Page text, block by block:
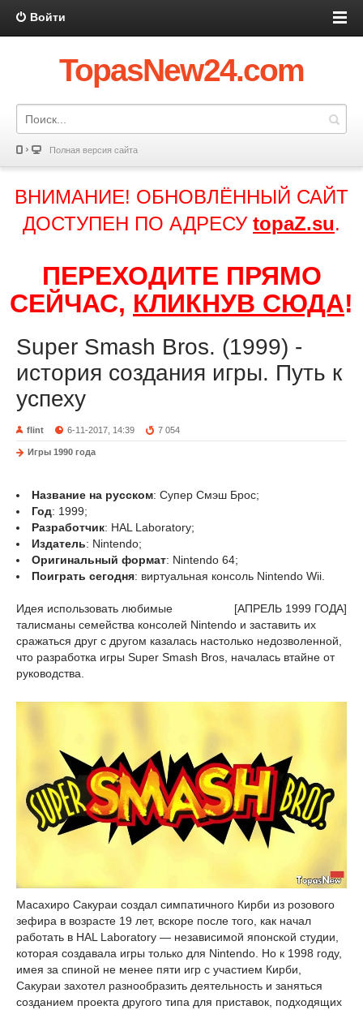
Войти
TopasNew24.com
Полная версия сайта
ВНИМАНИЕ! ОБНОВЛЁННЫЙ САЙТ
ДОСТУПЕН ПО АДРЕСУ topaZ.su.
ПЕРЕХОДИТЕ ПРЯМО
СЕЙЧАС, КЛИКНУВ СЮДА!
Super Smash Bros. (1999) -
история создания игры. Путь к
успеху
flint 6-11-2017, 14:39 7 054
Игры 1990 года
Название на русском: Супер Смэш Брос;
Год: 1999;
Разработчик: HAL Laboratory;
Издатель: Nintendo;
Оригинальный формат: Nintendo 64;
Поиграть сегодня: виртуальная консоль Nintendo Wii.
[АПРЕЛЬ 1999 ГОДА]
Идея использовать любимые
талисманы семейства консолей Nintendo и заставить их
сражаться друг с другом казалась настолько недозволенной,
что разработка игры Super Smash Bros, началась втайне от
руководства.
Масахиро Сакураи создал симпатичного Кирби из розового
зефира в возрасте 19 лет, вскоре после того, как начал
работать в HAL Laboratory — независимой японской студии,
которая создавала игры только для Nintendo. Но к 1998 году,
имея за спиной не менее пяти игр с участием Кирби,
Сакураи захотел разнообразить деятельность и заняться
созданием проекта другого типа для приставок, подходящих